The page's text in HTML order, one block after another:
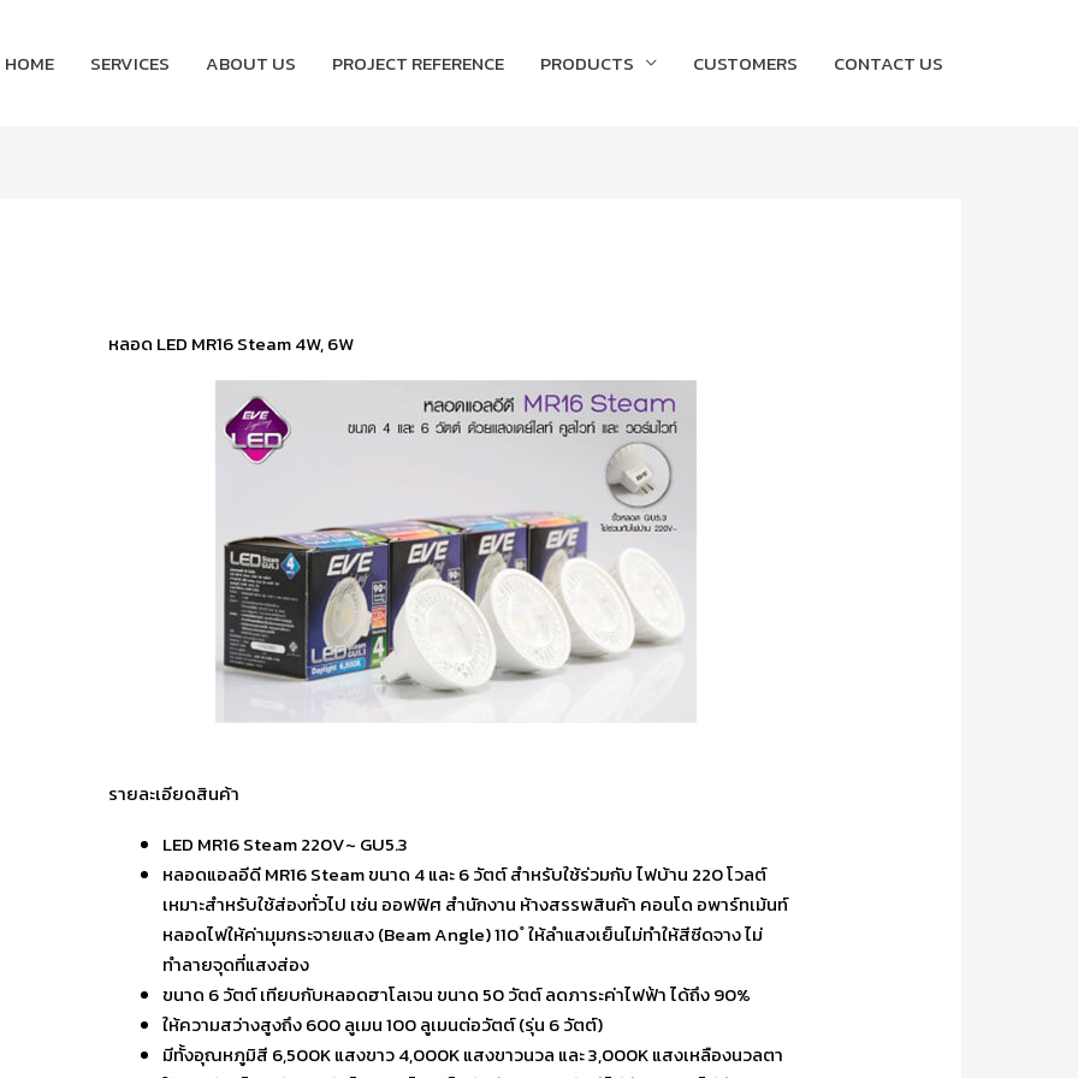
HOME SERVICES ABOUT US PROJECT REFERENCE PRODUCTS CUSTOMERS CONTACT US
หลอด LED MR16 Steam 4W, 6W
รายละเอียดสินค้า
LED MR16 Steam 220V~ GU5.3
หลอดแอลอีดี MR16 Steam ขนาด 4 และ 6 วัตต์ สำหรับใช้ร่วมกับ ไฟบ้าน 220 โวลต์
เหมาะสำหรับใช้ส่องทั่วไป เช่น ออฟฟิศ สำนักงาน ห้างสรรพสินค้า คอนโด อพาร์ทเม้นท์
หลอดไฟให้ค่ามุมกระจายแสง (Beam Angle) 110 ํ ให้ลำแสงเย็นไม่ทำให้สีซีดจาง ไม่
ทำลายจุดที่แสงส่อง
ขนาด 6 วัตต์ เทียบกับหลอดฮาโลเจน ขนาด 50 วัตต์ ลดภาระค่าไฟฟ้า ได้ถึง 90%
ให้ความสว่างสูงถึง 600 ลูเมน 100 ลูเมนต่อวัตต์ (รุ่น 6 วัตต์)
มีทั้งอุณหภูมิสี 6,500K แสงขาว 4,000K แสงขาวนวล และ 3,000K แสงเหลืองนวลตา